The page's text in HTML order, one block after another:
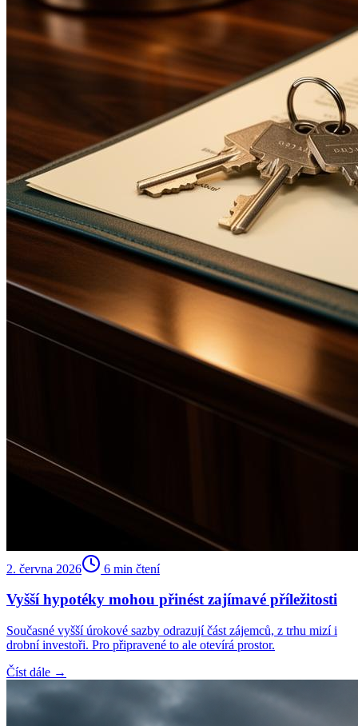
2. června 2026 6 min čtení
Vyšší hypotéky mohou přinést zajímavé příležitosti
Současné vyšší úrokové sazby odrazují část zájemců, z trhu mizí i
drobní investoři. Pro připravené to ale otevírá prostor.
Číst dále →